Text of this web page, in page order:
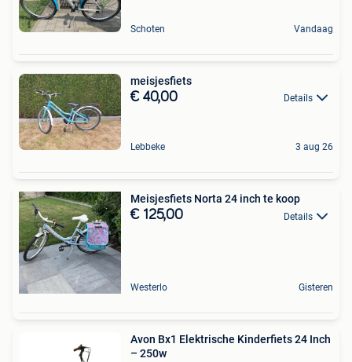
Schoten Vandaag
meisjesfiets
€ 40,00 Details
Lebbeke 3 aug 26
Meisjesfiets Norta 24 inch te koop
€ 125,00 Details
Westerlo Gisteren
Avon Bx1 Elektrische Kinderfiets 24 Inch
– 250w